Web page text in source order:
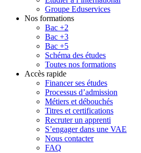
Groupe Eduservices
Nos formations
Bac +2
Bac +3
Bac +5
Schéma des études
Toutes nos formations
Accès rapide
Financer ses études
Processus d’admission
Métiers et débouchés
Titres et certifications
Recruter un apprenti
S’engager dans une VAE
Nous contacter
FAQ